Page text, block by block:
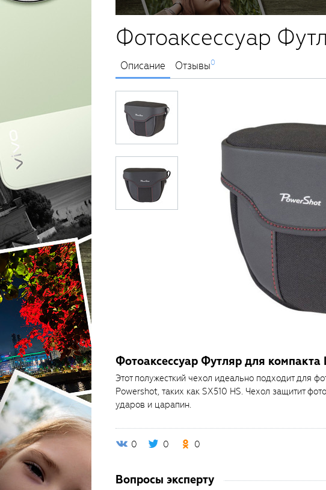
Фотоаксессуар
Описание Отзывы0
Фотоаксессуар Футляр для компакта
Этот полужесткий чехол идеально подходит для
Powershot, таких как SX510 HS. Чехол защитит
ударов и царапин.
0 0 0
Вопросы эксперту